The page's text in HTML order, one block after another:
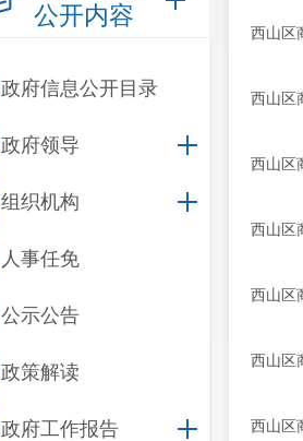
公开内容
政府信息公开目录
政府领导
组织机构
人事任免
公示公告
政策解读
政府工作报告
西山区
西山区
西山区
西山区
西山区
西山区
西山区